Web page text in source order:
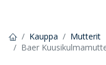
Kauppa
Mutterit
Baer